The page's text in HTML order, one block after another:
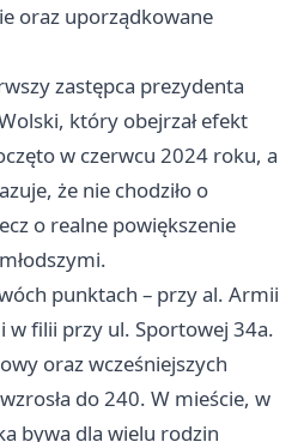
oraz uporządkowane
zastępca prezydenta
który obejrzał efekt
w czerwcu 2024 roku, a
że nie chodziło o
o realne powiększenie
punktach – przy al. Armii
w filii przy ul. Sportowej 34a.
oraz wcześniejszych
do 240. W mieście, w
bywa dla wielu rodzin